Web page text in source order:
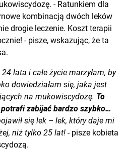
- Ratunkiem dla
kombinacją dwóch leków
drogie leczenie. Koszt terapii
- pisze, wskazując, że ta
lata i całe życie marzyłam, by
dowiedziałam się, jaka jest
na mukowiscydozę. To
zabijać bardzo szybko…
się lek – lek, który daje mi
niż tylko 25 lat! - pisze kobieta